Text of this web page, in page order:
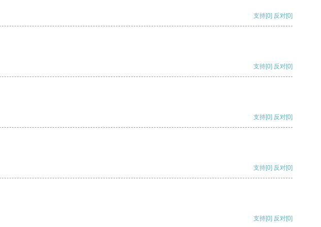
支持[0] 反对[0]
支持[0] 反对[0]
支持[0] 反对[0]
支持[0] 反对[0]
支持[0] 反对[0]